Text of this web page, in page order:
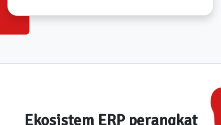
Ekosistem ERP perangkat